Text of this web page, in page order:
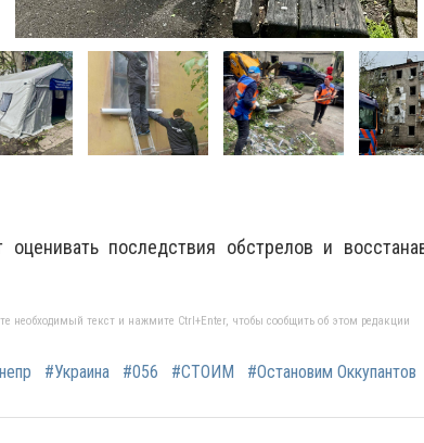
последствия обстрелов и
необходимый текст и нажмите Ctrl+Enter, чтобы сообщить об этом редакции
#Украина #056 #СТОИМ #Остановим Оккупантов